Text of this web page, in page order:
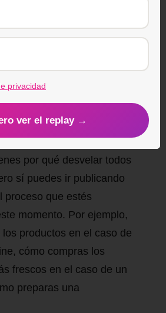
para tu negocio
conocerán mejor a ti y a tu
dejar que tu equipo se
de tu negocio uno más
por qué desvelar todos
sí puedes ir publicando
proceso que estés
momento. Por ejemplo,
productos en el caso de
cómo compras los
frescos en el caso de un
preparas una
privacidad
ver el replay →